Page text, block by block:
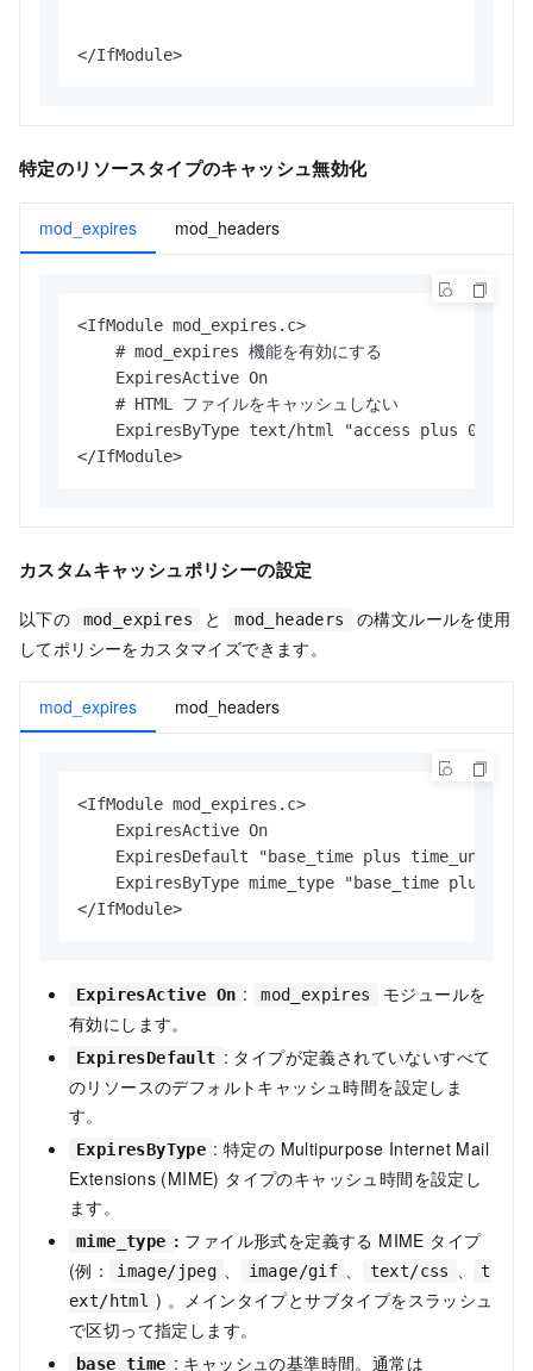
</IfModule>
特定のリソースタイプのキャッシュ無効化
mod_expires mod_headers
<IfModule mod_expires.c>
    # mod_expires 機能を有効にする
    ExpiresActive On
    # HTML ファイルをキャッシュしない
ExpiresByType text/html "access plus 0
</IfModule>
カスタムキャッシュポリシーの設定
以下の mod_expires と mod_headers
の構文ルールを使用
してポリシーをカスタマイズできます。
mod_expires mod_headers
<IfModule mod_expires.c>
    ExpiresActive On
    ExpiresDefault "base_time plus time_unit"
ExpiresByType mime_type "base_time plus
</IfModule>
ExpiresActive On : mod_expires
モジュールを
有効にします。
ExpiresDefault : タイプが定義されていないすべて
のリソースのデフォルトキャッシュ時間を設定しま
す。
ExpiresByType : 特定の Multipurpose Internet Mail
Extensions (MIME) タイプのキャッシュ時間を設定し
ます。
mime_type : ファイル形式を定義する MIME タイプ
(例：
image/jpeg 、 image/gif 、 text/css 、
t
ext/html ) 。メインタイプとサブタイプをスラッシュ
で区切って指定します。
base_time : キャッシュの基準時間。通常は